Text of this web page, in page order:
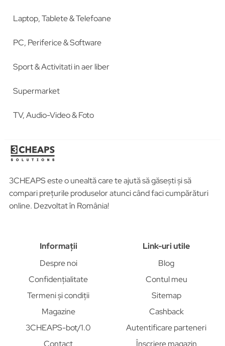
Laptop, Tablete & Telefoane
PC, Periferice & Software
Sport & Activitati in aer liber
Supermarket
TV, Audio-Video & Foto
3CHEAPS este o unealtă care te ajută să găsești și să
compari prețurile produselor atunci când faci cumpărături
online. Dezvoltat în România!
Informații
Despre noi
Confidențialitate
Termeni și condiții
Magazine
3CHEAPS-bot/1.0
Contact
Link-uri utile
Blog
Contul meu
Sitemap
Cashback
Autentificare parteneri
Înscriere magazin